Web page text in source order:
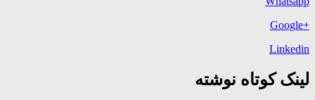
+Google
Linkedin
لینک کوتاه نوشته